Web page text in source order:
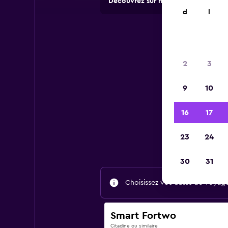
Choisissez vos dates de
Smart Fortwo
Citadine ou similaire
d
2 3
9 10
16 17
23 24
30 31